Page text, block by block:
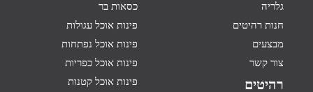
גלריה
חנות רהיטים
מבצעים
צור קשר
רהיטים
כסאות בר
פינות אוכל עגולות
פינות אוכל נפתחות
פינות אוכל כפריות
פינות אוכל קטנות